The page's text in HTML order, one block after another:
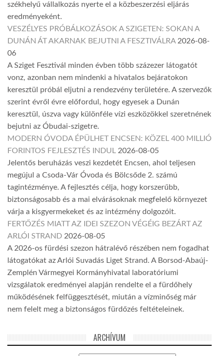
székhelyű vállalkozás nyerte el a közbeszerzési eljárás
eredményeként.
VESZÉLYES PRÓBÁLKOZÁSOK A SZIGETEN: SOKAN A
DUNÁN ÁT AKARNAK BEJUTNI A FESZTIVÁLRA 2026-08-
06
A Sziget Fesztivál minden évben több százezer látogatót
vonz, azonban nem mindenki a hivatalos bejáratokon
keresztül próbál eljutni a rendezvény területére. A szervezők
szerint évről évre előfordul, hogy egyesek a Dunán
keresztül, úszva vagy különféle vízi eszközökkel szeretnének
bejutni az Óbudai-szigetre.
MODERN ÓVODA ÉPÜLHET ENCSEN: KÖZEL 400 MILLIÓ
FORINTOS FEJLESZTÉS INDUL 2026-08-05
Jelentős beruházás veszi kezdetét Encsen, ahol teljesen
megújul a Csoda-Vár Óvoda és Bölcsőde 2. számú
tagintézménye. A fejlesztés célja, hogy korszerűbb,
biztonságosabb és a mai elvárásoknak megfelelő környezet
várja a kisgyermekeket és az intézmény dolgozóit.
FERTŐZÉS MIATT AZ IDEI SZEZON VÉGÉIG BEZÁRT AZ
ARLÓI STRAND 2026-08-05
A 2026-os fürdési szezon hátralévő részében nem fogadhat
látogatókat az Arlói Suvadás Liget Strand. A Borsod-Abaúj-
Zemplén Vármegyei Kormányhivatal laboratóriumi
vizsgálatok eredményei alapján rendelte el a fürdőhely
működésének felfüggesztését, miután a vízminőség már
nem felelt meg a biztonságos fürdőzés feltételeinek.
ARCHÍVUM